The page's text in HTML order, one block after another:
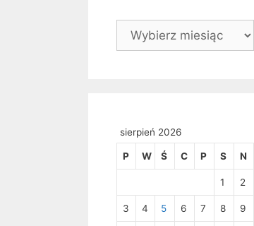
Archiwa
sierpień 2026
P W Ś C P S N
1 2
3 4 5 6 7 8 9